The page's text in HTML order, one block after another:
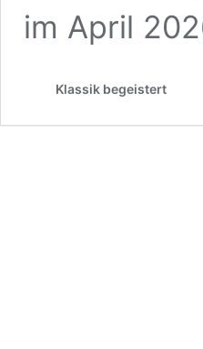
im April
Klassik begeistert